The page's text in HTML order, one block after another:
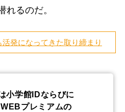
れるのだ。
発になってきた取り締まり
小学館IDならびに
プレミアムの